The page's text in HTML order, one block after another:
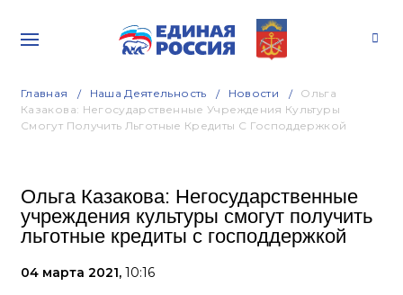
Главная Наша Деятельность Новости
Ольга
Казакова: Негосударственные Учреждения Культуры
Смогут Получить Льготные Кредиты С Господдержкой
Ольга Казакова: Негосударственные
учреждения культуры смогут получить
льготные кредиты с господдержкой
04 марта 2021, 10:16